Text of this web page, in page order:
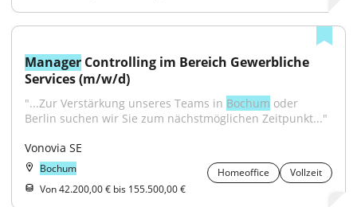
Manager Controlling im Bereich Gewerbliche
Services (m/w/d)
"...Zur Verstärkung unseres Teams in Bochum oder
Berlin suchen wir Sie zum nächstmöglichen Zeitpunkt..."
Vonovia SE
Bochum Homeoffice
Vollzeit
Von 42.200,00 € bis 155.500,00 €